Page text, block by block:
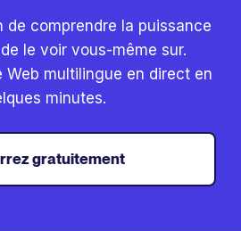
de comprendre la puissance
le voir vous-même sur.
Web multilingue en direct en
minutes.
gratuitement